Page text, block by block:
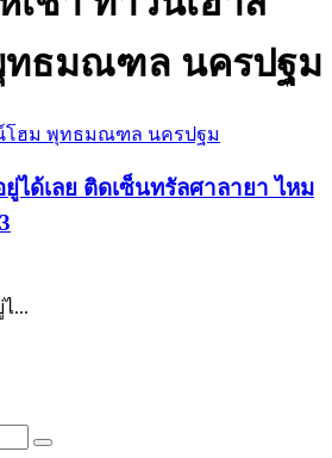
ทธมณฑล นครปฐม
โฮม พุทธมณฑล นครปฐม
ได้เลย ติดเซ็นทรัลศาลายา ไหม
...